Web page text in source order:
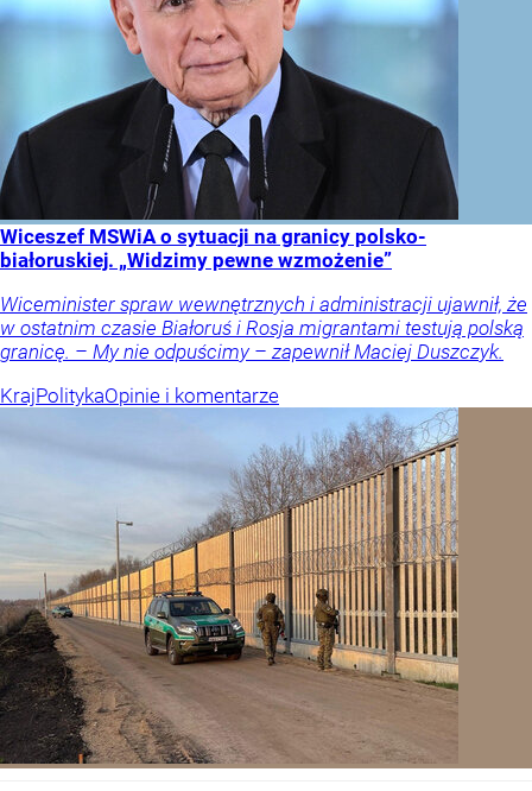
Wiceszef MSWiA o sytuacji na granicy polsko-
białoruskiej. „Widzimy pewne wzmożenie”
Wiceminister spraw wewnętrznych i administracji ujawnił, że
w ostatnim czasie Białoruś i Rosja migrantami testują polską
granicę. – My nie odpuścimy – zapewnił Maciej Duszczyk.
KrajPolitykaOpinie i komentarze